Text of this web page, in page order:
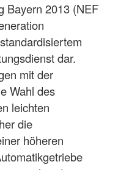
Bayern 2013 (NEF
dar.
mit der
Wahl des
leichten
die
höheren